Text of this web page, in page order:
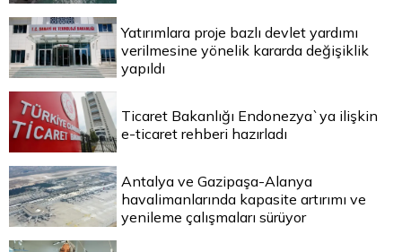
Yatırımlara proje bazlı devlet yardımı
verilmesine yönelik kararda değişiklik
yapıldı
Ticaret Bakanlığı Endonezya`ya ilişkin
e-ticaret rehberi hazırladı
Antalya ve Gazipaşa-Alanya
havalimanlarında kapasite artırımı ve
yenileme çalışmaları sürüyor